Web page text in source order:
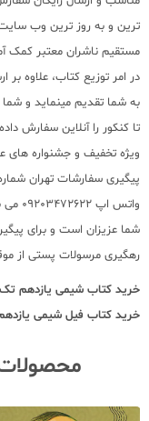
ترین و به روز ترین وب
در امر توزیع کتاب، علاوه
به شما تقدیم مینماید و
تا کنکور را آنلاین سفارش
ویژه تخفیف و جشنواره های
شما عزیزان است و برای
رهگیری مرسولات پستی از
خرید کتاب شیمی یازدهم
خرید کتاب فیل شیمی